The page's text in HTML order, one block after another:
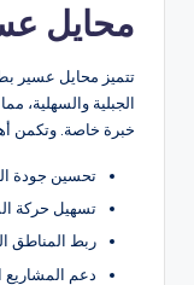
محايل
تتميز محايل عسير
الجبلية والسهلية،
خبرة خاصة. وتكمن
تحسين جودة
تسهيل حركة
ربط المناطق
دعم المشاريع